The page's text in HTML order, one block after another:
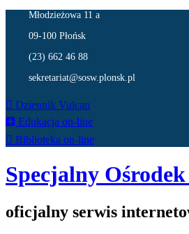
Młodzieżowa 11 a
09-100 Płońsk
(23) 662 46 88
sekretariat@sosw.plonsk.pl
Dziennik Vulcan
Edukacja on-line
Biblioteka on-line
Specjalny
oficjalny serwis